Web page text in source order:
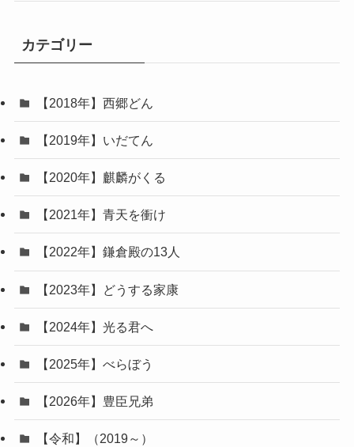
カテゴリー
【2018年】西郷どん
【2019年】いだてん
【2020年】麒麟がくる
【2021年】青天を衝け
【2022年】鎌倉殿の13人
【2023年】どうする家康
【2024年】光る君へ
【2025年】べらぼう
【2026年】豊臣兄弟
【令和】（2019～）